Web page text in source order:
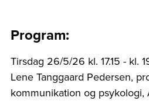
Program:
Tirsdag 26/5/26 kl. 17.15 - kl.
Lene Tanggaard Pedersen,
kommunikation og